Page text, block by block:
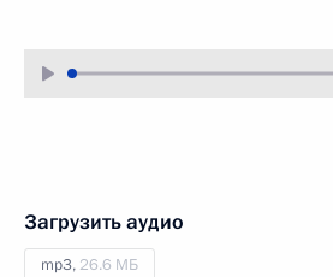
Загрузить аудио
mp3, 26.6 МБ